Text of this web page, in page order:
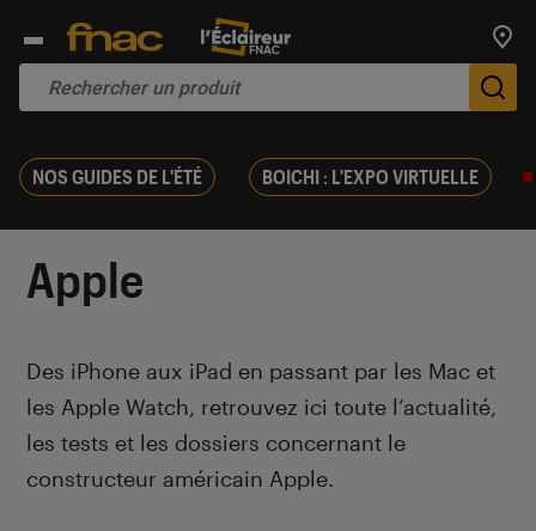
NOS GUIDES DE L'ÉTÉ BOICHI : L'EXPO VIRTUELLE
Apple
Introduction
Des iPhone aux iPad en passant par les Mac et
les Apple Watch, retrouvez ici toute l’actualité,
les tests et les dossiers concernant le
constructeur américain Apple.